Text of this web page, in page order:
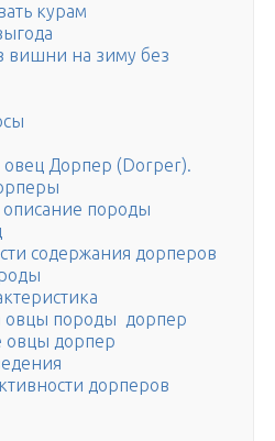
курам
вишни на зиму без
Дорпер (Dorper).
описание породы
содержания дорперов
овцы породы дорпер
овцы дорпер
дорперов